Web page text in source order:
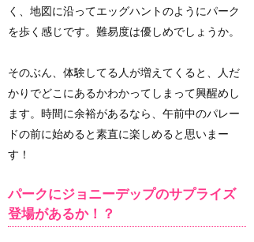
く、地図に沿ってエッグハントのようにパーク
を歩く感じです。難易度は優しめでしょうか。
そのぶん、体験してる人が増えてくると、人だ
かりでどこにあるかわかってしまって興醒めし
ます。時間に余裕があるなら、午前中のパレー
ドの前に始めると素直に楽しめると思いまー
す！
パークにジョニーデップのサプライズ
登場があるか！？